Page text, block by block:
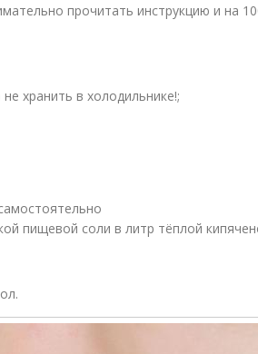
прочитать инструкцию и на
хранить в холодильнике!;
пищевой соли в литр тёплой